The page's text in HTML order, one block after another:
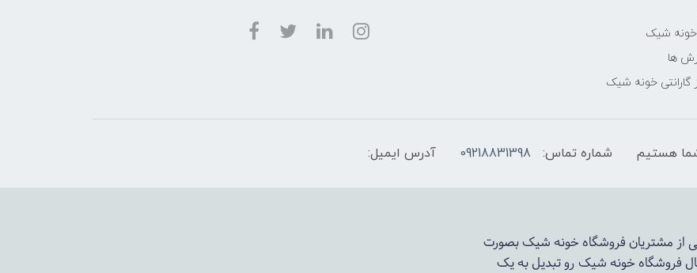
خونه شیک
ها
گارانتی خونه شیک
شماره تماس: 09218831398 آدرس ایمیل:
از مشتریان فروشگاه خونه شیک بصورت
فروشگاهخونه شیکرو تبدیل به یک